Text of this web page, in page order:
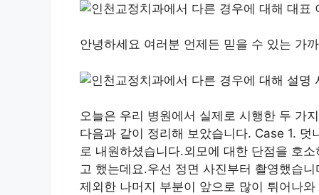
안녕하세요 여러분 언제든 믿을 수 있는 가
오늘은 우리 병원에서 실제로 시행한 두 가
다음과 같이 정리해 보았습니다. Case 1. 덧
로 내원하셨습니다.외모에 대한 단점을 호
고 했는데요.우선 정면 사진부터 촬영했습
제외한 나머지 부분이 앞으로 많이 튀어나